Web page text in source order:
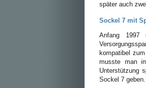
später auch
Sockel 7 mit
Anfang
kompatibel zum
musste man
Unterstützung
Sockel 7 geben.